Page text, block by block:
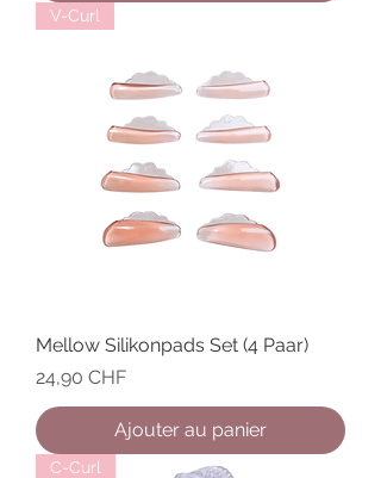
V-Curl
Mellow Silikonpads Set (4 Paar)
Prix
24,90 CHF
Ajouter au panier
C-Curl